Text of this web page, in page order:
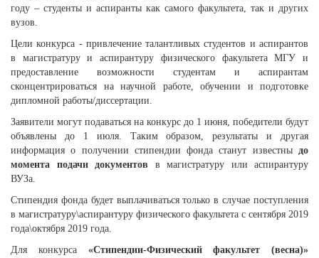
году – студенты и аспиранты как самого факультета, так и других
вузов.
Цели конкурса - привлечение талантливых студентов и аспирантов
в магистратуру и аспирантуру физического факультета МГУ и
предоставление возможности студентам и аспирантам
сконцентрироваться на научной работе, обучении и подготовке
дипломной работы/диссертации.
Заявители могут подаваться на конкурс до 1 июня, победители будут
объявлены до 1 июля. Таким образом, результаты и другая
информация о получении стипендии фонда станут известны до
момента подачи документов в магистратуру или аспирантуру
ВУЗа.
Стипендия фонда будет выплачиваться только в случае поступления
в магистратуру\аспирантуру физического факультета с сентября 2019
года\октября 2019 года.
Для конкурса «Стипендии-Физический факультет (весна)»